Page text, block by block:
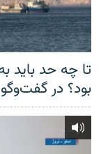
تا چه حد باید
بود؟ در گفت‌وگو